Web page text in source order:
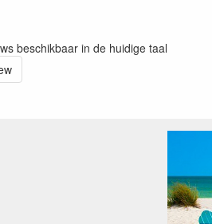
beschikbaar in de huidige taal